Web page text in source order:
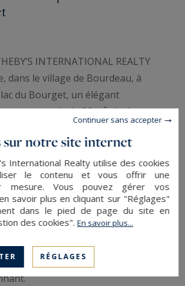
INTERNATIONAL REALTY
dans le village de Bourdeau, à
du Bourget, un élégant
de 86 m² situé au
seulement 5 logements.
s’articule autour d’une spacieuse
de lumière grâce à sa triple
sud et ouest. Celle-ci se prolonge
plus de 12 m² ainsi qu’une belle
de 16 m², offrant de généreux
pour profiter pleinement du
sur notre site internet
International Realty utilise des cookies
le contenu et vous offrir une
mesure. Vous pouvez gérer vos
savoir plus en cliquant sur "Réglages"
dans le pied de page du site en
des cookies".En savoir plus...
RÉGLAGES
Continuer sans accepter